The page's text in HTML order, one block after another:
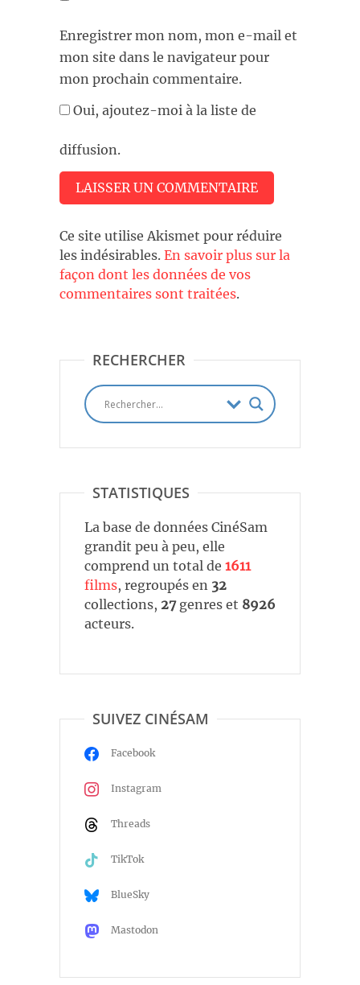
Enregistrer mon nom, mon e-mail et
mon site dans le navigateur pour
mon prochain commentaire.
Oui, ajoutez-moi à la liste de
diffusion.
Ce site utilise Akismet pour réduire
les indésirables. En savoir plus sur la
façon dont les données de vos
commentaires sont traitées.
RECHERCHER
STATISTIQUES
La base de données CinéSam
grandit peu à peu, elle
comprend un total de 1611
films, regroupés en 32
collections, 27genres et 8926
acteurs.
SUIVEZ CINÉSAM
Facebook
Instagram
Threads
TikTok
BlueSky
Mastodon